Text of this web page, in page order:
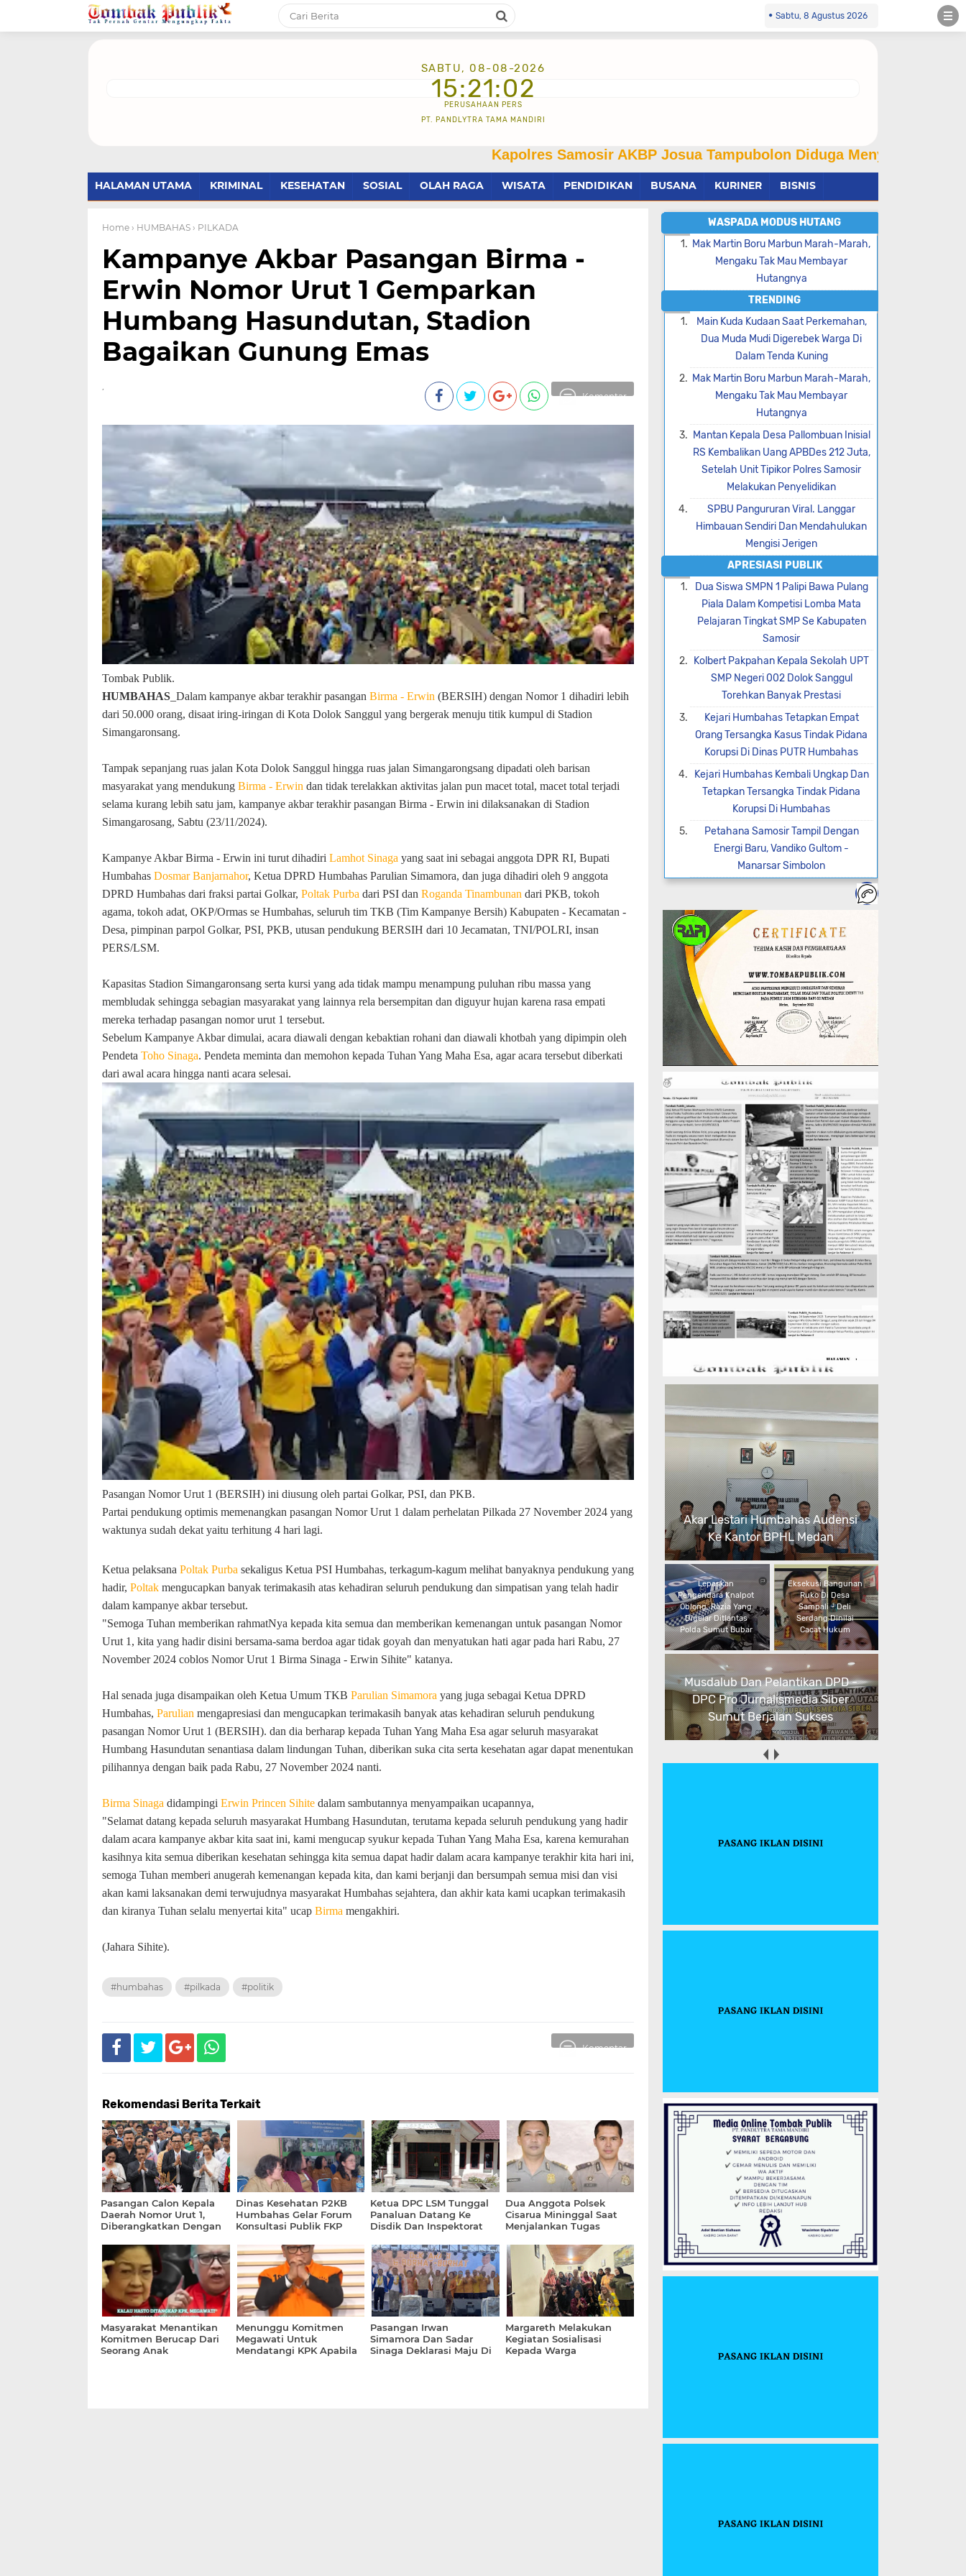
Sabtu, 8 Agustus 2026
SABTU, 08-08-2026
15:21:03
PERUSAHAAN PERS
PT. PANDLYTRA TAMA MANDIRI
Kapolres Samosir AKBP Josua Tampubolon Diduga Menyalahgunakan
HALAMAN UTAMA KRIMINAL KESEHATAN SOSIAL OLAH RAGA WISATA PENDIDIKAN BUSANA KURINER BISNIS
Home › HUMBAHAS › PILKADA
Kampanye Akbar Pasangan Birma -
Erwin Nomor Urut 1 Gemparkan
Humbang Hasundutan, Stadion
Bagaikan Gunung Emas
Komentar
Tombak Publik.
HUMBAHAS _Dalam kampanye akbar terakhir pasangan Birma - Erwin (BERSIH) dengan Nomor 1 dihadiri lebih
dari 50.000 orang, disaat iring-iringan di Kota Dolok Sanggul yang bergerak menuju titik kumpul di Stadion
Simangaronsang.
Tampak sepanjang ruas jalan Kota Dolok Sanggul hingga ruas jalan Simangarongsang dipadati oleh barisan
masyarakat yang mendukung Birma - Erwin dan tidak terelakkan aktivitas jalan pun macet total, macet total terjadi
selama kurang lebih satu jam, kampanye akbar terakhir pasangan Birma - Erwin ini dilaksanakan di Stadion
Simangarosang, Sabtu (23/11/2024).
Kampanye Akbar Birma - Erwin ini turut dihadiri Lamhot Sinaga yang saat ini sebagai anggota DPR RI, Bupati
Humbahas Dosmar Banjarnahor, Ketua DPRD Humbahas Parulian Simamora, dan juga dihadiri oleh 9 anggota
DPRD Humbahas dari fraksi partai Golkar, Poltak Purba dari PSI dan Roganda Tinambunan dari PKB, tokoh
agama, tokoh adat, OKP/Ormas se Humbahas, seluruh tim TKB (Tim Kampanye Bersih) Kabupaten - Kecamatan -
Desa, pimpinan parpol Golkar, PSI, PKB, utusan pendukung BERSIH dari 10 Jecamatan, TNI/POLRI, insan
PERS/LSM.
Kapasitas Stadion Simangaronsang serta kursi yang ada tidak mampu menampung puluhan ribu massa yang
membludak sehingga sebagian masyarakat yang lainnya rela bersempitan dan diguyur hujan karena rasa empati
mereka terhadap pasangan nomor urut 1 tersebut.
Sebelum Kampanye Akbar dimulai, acara diawali dengan kebaktian rohani dan diawali khotbah yang dipimpin oleh
Pendeta Toho Sinaga. Pendeta meminta dan memohon kepada Tuhan Yang Maha Esa, agar acara tersebut diberkati
dari awal acara hingga nanti acara selesai.
Pasangan Nomor Urut 1 (BERSIH) ini diusung oleh partai Golkar, PSI, dan PKB.
Partai pendukung optimis memenangkan pasangan Nomor Urut 1 dalam perhelatan Pilkada 27 November 2024 yang
waktunya sudah dekat yaitu terhitung 4 hari lagi.
Ketua pelaksana Poltak Purba sekaligus Ketua PSI Humbahas, terkagum-kagum melihat banyaknya pendukung yang
hadir, Poltak mengucapkan banyak terimakasih atas kehadiran seluruh pendukung dan simpatisan yang telah hadir
dalam kampanye akbar tersebut.
"Semoga Tuhan memberikan rahmatNya kepada kita semua dan memberikan kemenangan untuk pasangan Nomor
Urut 1, kita yang hadir disini bersama-sama berdoa agar tidak goyah dan menyatukan hati agar pada hari Rabu, 27
November 2024 coblos Nomor Urut 1 Birma Sinaga - Erwin Sihite" katanya.
Hal senada juga disampaikan oleh Ketua Umum TKB Parulian Simamora yang juga sebagai Ketua DPRD
Humbahas, Parulian mengapresiasi dan mengucapkan terimakasih banyak atas kehadiran seluruh pendukung
pasangan Nomor Urut 1 (BERSIH). dan dia berharap kepada Tuhan Yang Maha Esa agar seluruh masyarakat
Humbang Hasundutan senantiasa dalam lindungan Tuhan, diberikan suka cita serta kesehatan agar dapat menentukan
pilihannya dengan baik pada Rabu, 27 November 2024 nanti.
Birma Sinaga didampingi Erwin Princen Sihite dalam sambutannya menyampaikan ucapannya,
"Selamat datang kepada seluruh masyarakat Humbang Hasundutan, terutama kepada seluruh pendukung yang hadir
dalam acara kampanye akbar kita saat ini, kami mengucap syukur kepada Tuhan Yang Maha Esa, karena kemurahan
kasihnya kita semua diberikan kesehatan sehingga kita semua dapat hadir dalam acara kampanye terakhir kita hari ini,
semoga Tuhan memberi anugerah kemenangan kepada kita, dan kami berjanji dan bersumpah semua misi dan visi
akan kami laksanakan demi terwujudnya masyarakat Humbahas sejahtera, dan akhir kata kami ucapkan terimakasih
dan kiranya Tuhan selalu menyertai kita" ucap Birma mengakhiri.
(Jahara Sihite).
#humbahas #pilkada #politik
Komentar
Rekomendasi Berita Terkait
Pasangan Calon Kepala
Daerah Nomor Urut 1,
Diberangkatkan Dengan
Marga Siraja Oloan Se
Kabupaten Humbahas
Dinas Kesehatan P2KB
Humbahas Gelar Forum
Konsultasi Publik FKP
Ketua DPC LSM Tunggal
Panaluan Datang Ke
Disdik Dan Inspektorat
Menindaklanjuti Terkait
Dugaan Pungli Di SDN
173399 Sihite
Dua Anggota Polsek
Cisarua Mininggal Saat
Menjalankan Tugas
Masyarakat Menantikan
Komitmen Berucap Dari
Seorang Anak
Menunggu Komitmen
Megawati Untuk
Mendatangi KPK Apabila
Pasangan Irwan
Simamora Dan Sadar
Sinaga Deklarasi Maju Di
Margareth Melakukan
Kegiatan Sosialisasi
Kepada Warga
WASPADA MODUS HUTANG
Mak Martin Boru Marbun Marah-Marah,
Mengaku Tak Mau Membayar
Hutangnya
TRENDING
Main Kuda Kudaan Saat Perkemahan,
Dua Muda Mudi Digerebek Warga Di
Dalam Tenda Kuning
Mak Martin Boru Marbun Marah-Marah,
Mengaku Tak Mau Membayar
Hutangnya
Mantan Kepala Desa Pallombuan Inisial
RS Kembalikan Uang APBDes 212 Juta,
Setelah Unit Tipikor Polres Samosir
Melakukan Penyelidikan
SPBU Pangururan Viral. Langgar
Himbauan Sendiri Dan Mendahulukan
Mengisi Jerigen
APRESIASI PUBLIK
Dua Siswa SMPN 1 Palipi Bawa Pulang
Piala Dalam Kompetisi Lomba Mata
Pelajaran Tingkat SMP Se Kabupaten
Samosir
Kolbert Pakpahan Kepala Sekolah UPT
SMP Negeri 002 Dolok Sanggul
Torehkan Banyak Prestasi
Kejari Humbahas Tetapkan Empat
Orang Tersangka Kasus Tindak Pidana
Korupsi Di Dinas PUTR Humbahas
Kejari Humbahas Kembali Ungkap Dan
Tetapkan Tersangka Tindak Pidana
Korupsi Di Humbahas
Petahana Samosir Tampil Dengan
Energi Baru, Vandiko Gultom -
Manarsar Simbolon
Akar Lestari Humbahas Audensi
Ke Kantor BPHL Medan
Lepaskan
Pengendara Knalpot
Oblong, Razia Yang
Digelar Ditlantas
Polda Sumut Bubar
Eksekusi Bangunan
Ruko Di Desa
Sampali - Deli
Serdang Dinilai
Cacat Hukum
Musdalub Dan Pelantikan DPD -
DPC Pro Jurnalismedia Siber
Sumut Berjalan Sukses